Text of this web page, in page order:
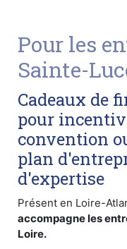
Pour les
Sainte-
Cadeaux de
pour
convention
plan
d'expertise
Présent en Loire-
accompagne les
Loire.